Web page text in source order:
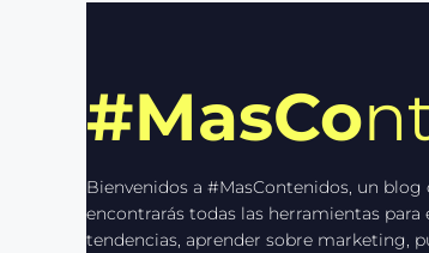
#MasCo
Bienvenidos a #MasContenidos, un
encontrarás todas las herramientas
tendencias, aprender sobre marketing,